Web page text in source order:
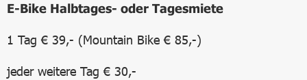
E-Bike Halbtages- oder Tagesmiete
1 Tag € 39,- (Mountain Bike € 85,-)
jeder weitere Tag € 30,-